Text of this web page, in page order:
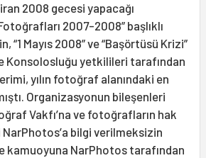
2008 gecesi yapacağı
2007-2008” başlıklı
Mayıs 2008” ve “Başörtüsü Krizi”
Konsolosluğu yetkilileri tarafından
yılın fotoğraf alanındaki en
Organizasyonun bileşenleri
Vakfı’na ve fotoğrafların hak
bilgi verilmeksizin
kamuoyuna NarPhotos tarafından